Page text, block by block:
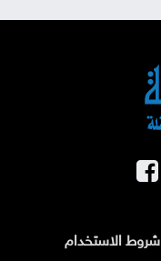
شروط الاستخدام